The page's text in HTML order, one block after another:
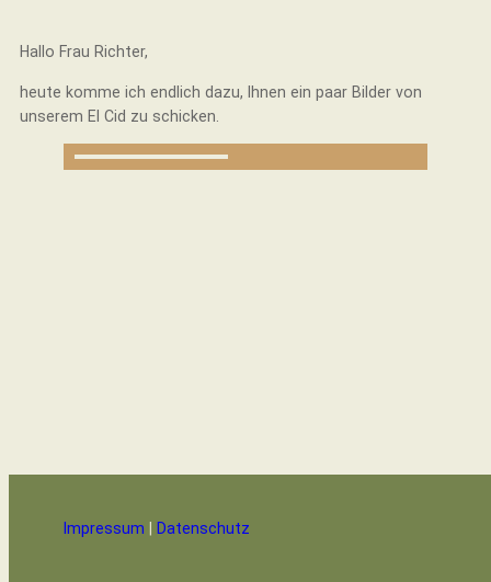
Hallo Frau Richter,
heute komme ich endlich dazu, Ihnen ein paar Bilder von
unserem El Cid zu schicken.
Impressum Datenschutz